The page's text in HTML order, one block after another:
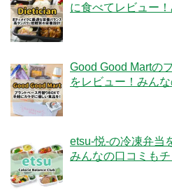
に食べてレビュー
Good Good Martの
をレビュー！みん
etsu-悦-の冷凍弁当
みんなの口コミも